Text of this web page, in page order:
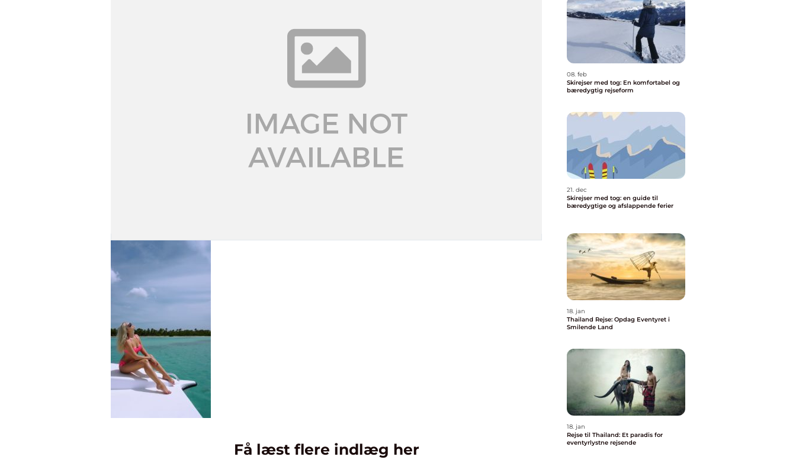
Få læst flere indlæg her
08. feb
Skirejser med tog: En komfortabel og
bæredygtig rejseform
21. dec
Skirejser med tog: en guide til
bæredygtige og afslappende ferier
18. jan
Thailand Rejse: Opdag Eventyret i
Smilende Land
18. jan
Rejse til Thailand: Et paradis for
eventyrlystne rejsende